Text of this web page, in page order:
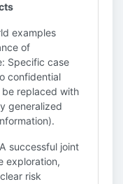
examples
of
Specific case
confidential
replaced with
generalized
A successful joint
exploration,
risk